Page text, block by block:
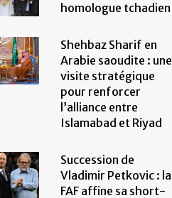
homologue tchadien
Shehbaz Sharif en
Arabie saoudite : une
visite stratégique
pour renforcer
l’alliance entre
Islamabad et Riyad
Succession de
Vladimir Petkovic : la
FAF affine sa short-